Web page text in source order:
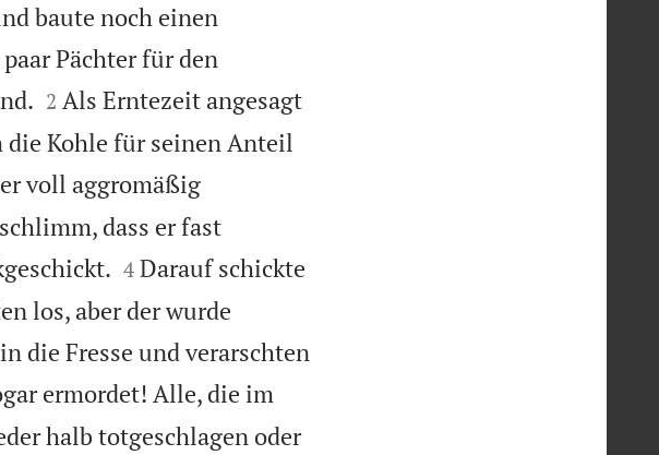
baute noch einen
Pächter für den

2 Als Erntezeit angesagt
die Kohle für seinen Anteil
voll aggromäßig
dass er fast

4 Darauf schickte
los, aber der wurde
die Fresse und verarschten
ermordet! Alle, die im
halb totgeschlagen oder